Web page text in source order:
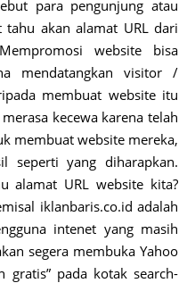
para pengunjung atau
akan alamat URL dari
website bisa
mendatangkan visitor /
membuat website itu
kecewa karena telah
membuat website mereka,
seperti yang diharapkan.
alamat URL website kita?
iklanbaris.co.id adalah
intenet yang masih
segera membuka Yahoo
gratis” pada kotak search-